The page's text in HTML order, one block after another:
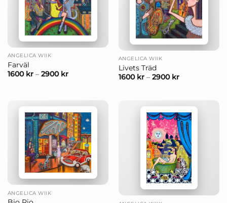
ANGELICA WIIK
Farväl
1600 kr– 2900 kr
ANGELICA WIIK
Livets Träd
1600 kr– 2900 kr
ANGELICA WIIK